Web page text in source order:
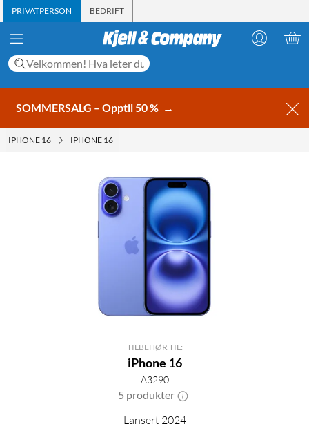
PRIVATPERSON BEDRIFT
SOMMERSALG – Opptil 50 % →
IPHONE 16 IPHONE 16
TILBEHØR TIL:
iPhone 16
A3290
5 produkter
Lansert 2024